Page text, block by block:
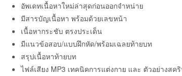
อัพเดทเนื้อหาใหม่ล่าสุดก่อนออกจำหน่าย
มีสารบัญเนื้อหา พร้อมด้วยเลขหน้า
เนื้อหากระชับ ตรงประเด็น
มีแนวข้อสอบ/แบบฝึกหัด/พร้อมเฉลยท้ายบท
สรุปเนื้อหาท้ายบท
ไฟล์เสียง MP3 เทคนิคการแต่งกาย และ ตัวอย่างสค